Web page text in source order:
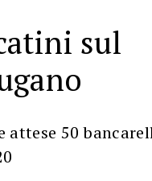
sul
50